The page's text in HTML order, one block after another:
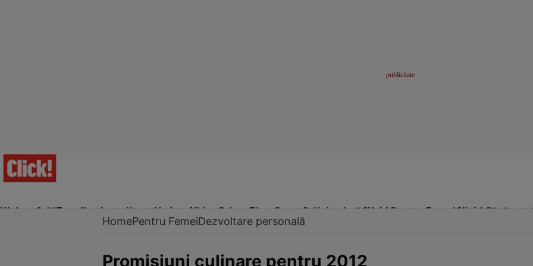
Ultima Oră!Trending Actualitate Vedete Video Prime Time SportStil de viațăClick! Pentru FemeiClick! Sănătate
HomePentru FemeiDezvoltare personală
Promisiuni culinare pentru 2012